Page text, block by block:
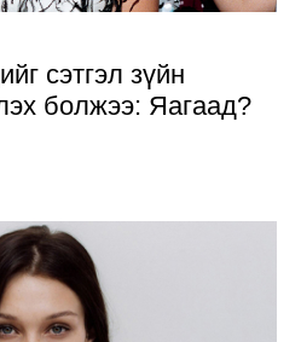
сэтгэл зүйн
болжээ: Яагаад?